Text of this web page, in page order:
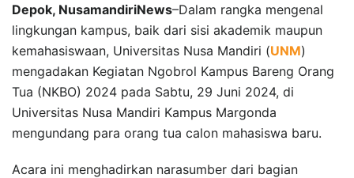
Depok, NusamandiriNews–Dalam rangka mengenal
lingkungan kampus, baik dari sisi akademik maupun
kemahasiswaan, Universitas Nusa Mandiri (UNM)
mengadakan Kegiatan Ngobrol Kampus Bareng Orang
Tua (NKBO) 2024 pada Sabtu, 29 Juni 2024, di
Universitas Nusa Mandiri Kampus Margonda
mengundang para orang tua calon mahasiswa baru.
Acara ini menghadirkan narasumber dari bagian